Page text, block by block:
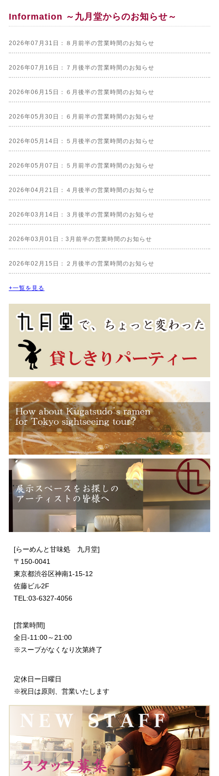
Information ～九月堂からのお知らせ～
2026年07月31日：８月前半の営業時間のお知らせ
2026年07月16日：７月後半の営業時間のお知らせ
2026年06月15日：６月後半の営業時間のお知らせ
2026年05月30日：６月前半の営業時間のお知らせ
2026年05月14日：５月後半の営業時間のお知らせ
2026年05月07日：５月前半の営業時間のお知らせ
2026年04月21日：４月後半の営業時間のお知らせ
2026年03月14日：３月後半の営業時間のお知らせ
2026年03月01日：3月前半の営業時間のお知らせ
2026年02月15日：２月後半の営業時間のお知らせ
+一覧を見る
[らーめんと甘味処 九月堂]
〒 150-0041
東京都渋谷区神南1-15-12
佐藤ビル2F
TEL:03-6327-4056
[営業時間]
全日-11:00～21:00
※スープがなくなり次第終了
定休日ー日曜日
※祝日は原則、営業いたします